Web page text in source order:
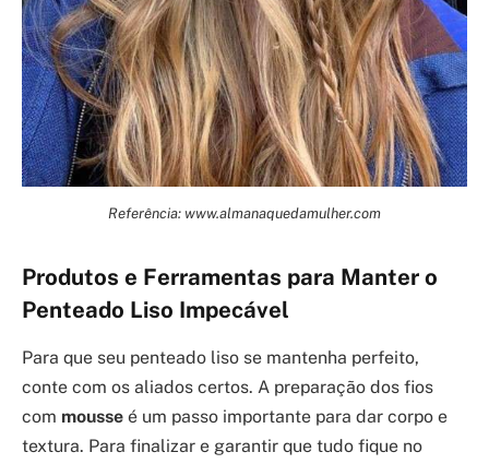
Referência: www.almanaquedamulher.com
Produtos e Ferramentas para Manter o
Penteado Liso Impecável
Para que seu penteado liso se mantenha perfeito,
conte com os aliados certos. A preparação dos fios
com mousse é um passo importante para dar corpo e
textura. Para finalizar e garantir que tudo fique no